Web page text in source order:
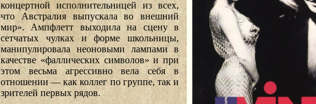
концертной исполнительницей из всех,
что Австралия выпускала во внешний
мир». Ампфлетт выходила на сцену в
сетчатых чулках и форме школьницы,
манипулировала неоновыми лампами в
качестве «фаллических символов» и при
этом весьма агрессивно вела себя в
отношении — как коллег по группе, так и
зрителей первых рядов.